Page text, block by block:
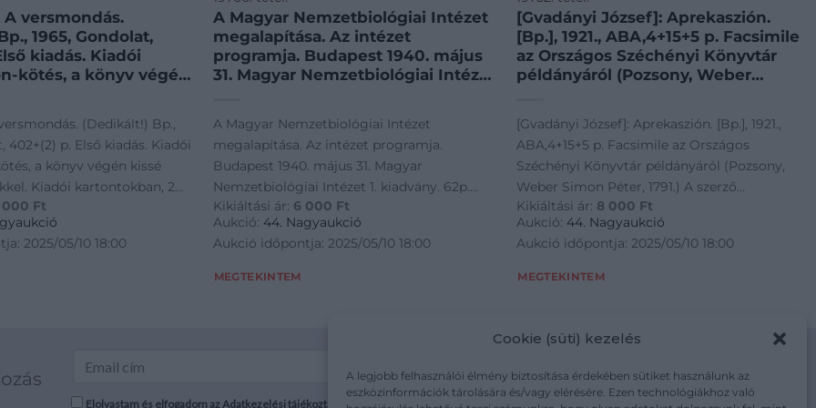
Cookie (süti) kezelés
A legjobb felhasználói élmény biztosítása érdekében sütiket használunk az
eszközinformációk tárolására és/vagy elérésére. Ezen technológiákhoz való
A versmondás.
1965, Gondolat,
kiadás. Kiadói
kötés, a könyv végén
(1965-ben az egyik
volt, amelyhez
mellékeltek).
példányban. A
(1915-1998)
tanár, érdemes
által dedikált
(Dedikált!) Bp.,
402+(2) p. Első kiadás. Kiadói
a könyv végén kissé
Kiadói kartontokban, 2
(1965-ben az
könyv volt, amelyhez
Megjelent 3300
Gáti József (1915-1998)
000 Ft
2025/05/10 18:00
A Magyar Nemzetbiológiai Intézet
megalapítása. Az intézet
programja. Budapest 1940. május
31. Magyar Nemzetbiológiai Intézet
A Magyar Nemzetbiológiai Intézet
megalapítása. Az intézet programja.
Budapest 1940. május 31. Magyar
Nemzetbiológiai Intézet 1. kiadvány. 62p.
Kiadói papírkötésben
Kikiáltási ár: 6 000 Ft
Aukció: 44. Nagyaukció
Aukció időpontja: 2025/05/10 18:00
MEGTEKINTEM
[Gvadányi József]: Aprekaszión.
[Bp.], 1921., ABA,4+15+5 p. Facsimile
az Országos Széchényi Könyvtár
példányáról (Pozsony, Weber
készítette. Kiadói papírkötés, a
borítón és a gerincen sérüléssel.
Számozott (162./229), bibliofil
[Gvadányi József]: Aprekaszión. [Bp.], 1921.,
ABA,4+15+5 p. Facsimile az Országos
Széchényi Könyvtár példányáról (Pozsony,
Weber Simon Péter, 1791.) A szerző
silhouette képét Rexa Vera Mária készítette.
Kiadói papírkötés, a borítón és a gerincen
sérüléssel. Számozott (162./229), bibliofil
példány.
Kikiáltási ár: 8 000 Ft
Aukció: 44. Nagyaukció
Aukció időpontja: 2025/05/10 18:00
MEGTEKINTEM
Elolvastam és elfogadom az Adatkezelési tájékoztatót: mutargy.com/adatkezelesi-tajekoztato/